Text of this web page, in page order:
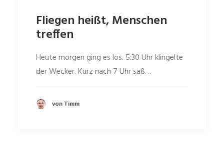
Fliegen heißt, Menschen
treffen
Heute morgen ging es los. 5:30 Uhr klingelte
der Wecker. Kurz nach 7 Uhr saß…
von Timm